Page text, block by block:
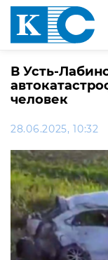
В Усть-
человек
28.06.2025, 10:32